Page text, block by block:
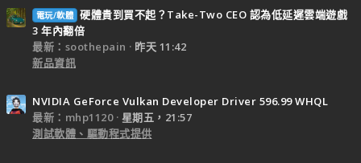
電玩/軟體 硬體貴到買不起？Take-Two CEO 認為低延遲雲端遊戲
3 年內翻倍
最新：soothepain
昨天 11:42
新品資訊
NVIDIA GeForce Vulkan Developer Driver 596.99 WHQL
最新：mhp1120
星期五，21:57
測試軟體、驅動程式提供